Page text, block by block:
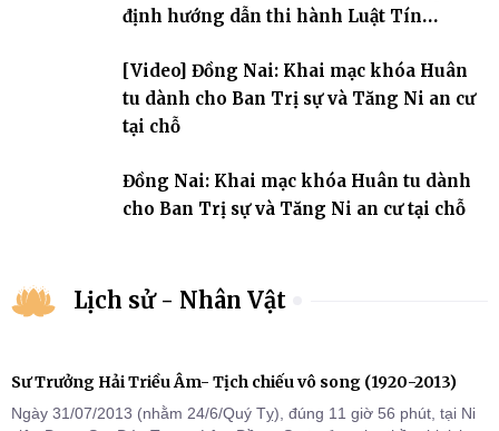
định hướng dẫn thi hành Luật Tín
[Video] Đồng Nai: Khai mạc khóa Huân
tu dành cho Ban Trị sự và Tăng Ni an cư
tại chỗ
Đồng Nai: Khai mạc khóa Huân tu dành
cho Ban Trị sự và Tăng Ni an cư tại chỗ
Lịch sử - Nhân Vật
Sư Trưởng Hải Triều Âm- Tịch chiếu vô song (1920-2013)
Ngày 31/07/2013 (nhằm 24/6/Quý Tỵ), đúng 11 giờ 56 phút, tại Ni